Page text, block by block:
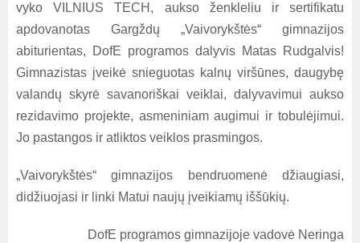
vyko VILNIUS TECH, aukso ženkleliu ir sertifikatu
apdovanotas Gargždų „Vaivorykštės“ gimnazijos
abiturientas, DofE programos dalyvis Matas Rudgalvis!
Gimnazistas įveikė snieguotas kalnų viršūnes, daugybę
valandų skyrė savanoriškai veiklai, dalyvavimui aukso
rezidavimo projekte, asmeniniam augimui ir tobulėjimui.
Jo pastangos ir atliktos veiklos prasmingos.
„Vaivorykštės“ gimnazijos bendruomenė džiaugiasi,
didžiuojasi ir linki Matui naujų įveikiamų iššūkių.
DofE programos gimnazijoje vadovė Neringa